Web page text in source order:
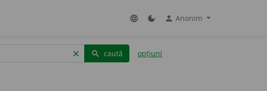
language dark_mode person Anonim
clear search caută opțiuni